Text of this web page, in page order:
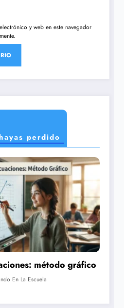
y web en este navegador
perdido
planetas fuera del